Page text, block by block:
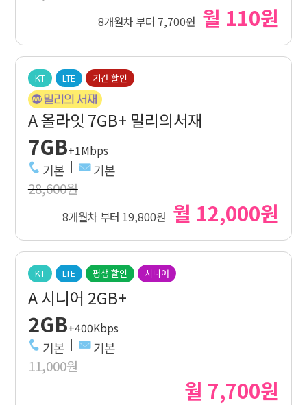
8개월차 부터 7,700원 월 110원
KT LTE 기간 할인
A 올라잇 7GB+ 밀리의서재
7GB+1Mbps
기본 기본
28,600원
8개월차 부터 19,800원 월 12,000원
KT LTE 평생 할인 시니어
A 시니어 2GB+
2GB+400Kbps
기본 기본
11,000원
월 7,700원